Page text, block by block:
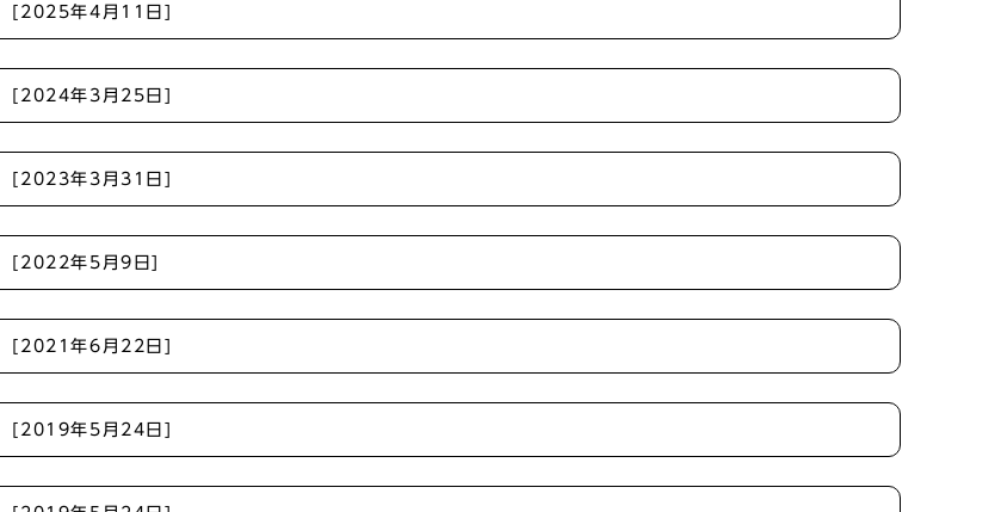
[2025年4月11日]
[2024年3月25日]
[2023年3月31日]
[2022年5月9日]
[2021年6月22日]
[2019年5月24日]